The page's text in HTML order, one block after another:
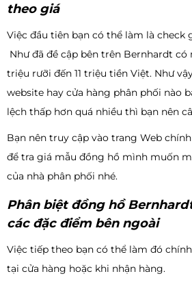
theo giá
Việc đầu tiên bạn có thể làm là check
Như đã đề cập bên trên Bernhardt
triệu rưỡi đến 11 triệu tiền Việt. Như
website hay cửa hàng phân phối nào
lệch thấp hơn quá nhiều thì bạn nên
Bạn nên truy cập vào trang Web
để tra giá mẫu đồng hồ mình muốn
của nhà phân phối nhé.
Phân biệt đồng hồ
các đặc điểm bên ngoài
Việc tiếp theo bạn có thể làm đó
tại cửa hàng hoặc khi nhận hàng.